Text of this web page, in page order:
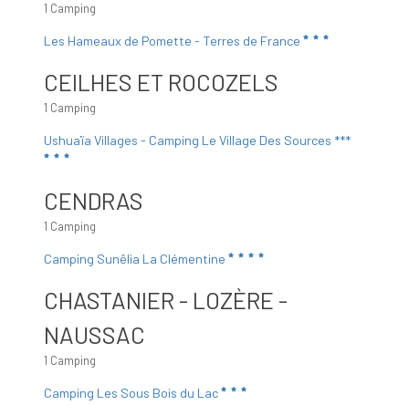
1 Camping
Les Hameaux de Pomette - Terres de France
CEILHES ET ROCOZELS
1 Camping
Ushuaïa Villages - Camping Le Village Des Sources ***
CENDRAS
1 Camping
Camping Sunêlia La Clémentine
CHASTANIER - LOZÈRE -
NAUSSAC
1 Camping
Camping Les Sous Bois du Lac